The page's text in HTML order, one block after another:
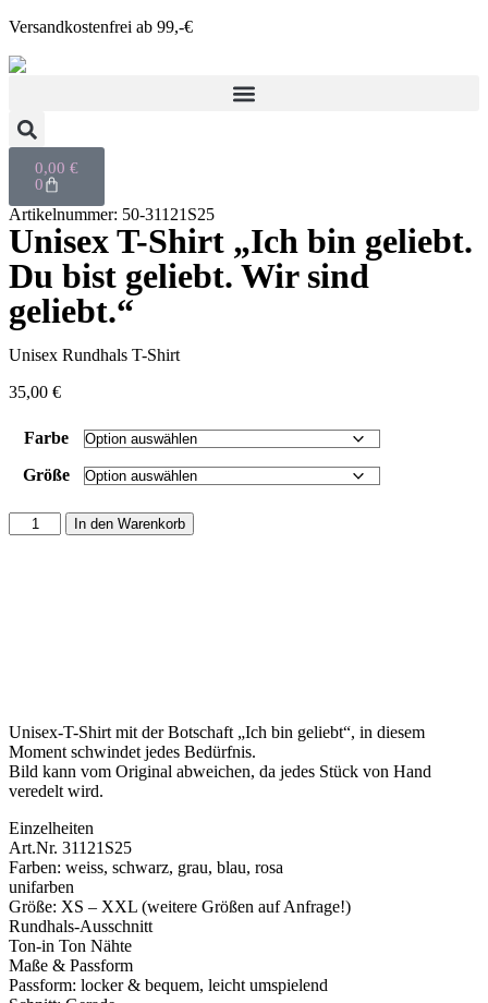
Versandkostenfrei ab 99,-€
0,00 €
0
Artikelnummer: 50-31121S25
Unisex T-Shirt „Ich bin geliebt.
Du bist geliebt. Wir sind
geliebt.“
Unisex Rundhals T-Shirt
35,00 €
Farbe
Größe
In den Warenkorb
Unisex-T-Shirt mit der Botschaft „Ich bin geliebt“, in diesem
Moment schwindet jedes Bedürfnis.
Bild kann vom Original abweichen, da jedes Stück von Hand
veredelt wird.
Einzelheiten
Art.Nr. 31121S25
Farben: weiss, schwarz, grau, blau, rosa
unifarben
Größe: XS – XXL (weitere Größen auf Anfrage!)
Rundhals-Ausschnitt
Ton-in Ton Nähte
Maße & Passform
Passform: locker & bequem, leicht umspielend